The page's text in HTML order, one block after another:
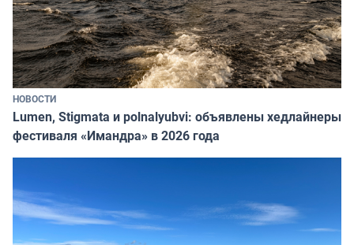
НОВОСТИ
Lumen, Stigmata и polnalyubvi: объявлены хедлайнеры
фестиваля «Имандра» в 2026 года